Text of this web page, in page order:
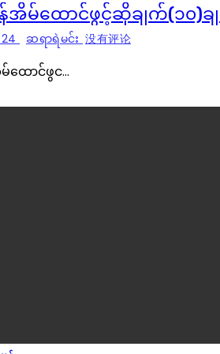
အိမ်ထောင်ဖွင့်ဆိုချက်(၁၀)ခ
ဆရာရဲမင်း 没有评论
ထောင်ဖွင…